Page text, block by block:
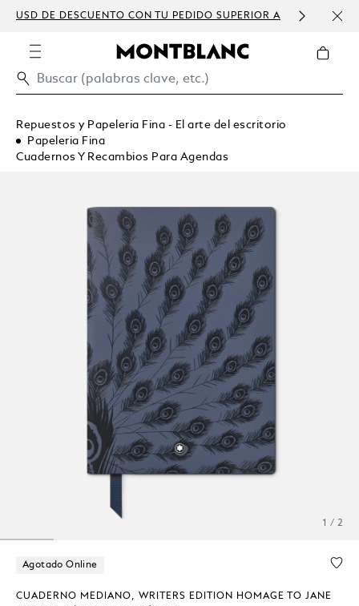
USD DE DESCUENTO CON TU PEDIDO SUPERIOR A
Repuestos y Papeleria Fina - El arte del escritorio
Papeleria Fina
Cuadernos Y Recambios Para Agendas
1 / 2
Agotado Online
CUADERNO MEDIANO, WRITERS EDITION HOMAGE TO JANE